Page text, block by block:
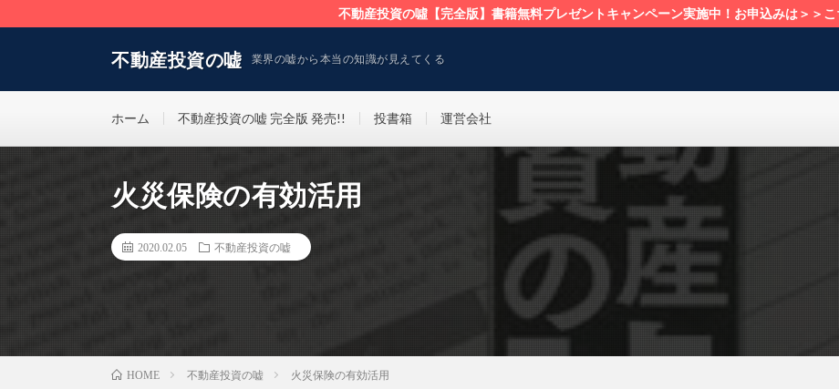
不動産投資の噓【完全版】書籍無料プレゼントキャンペーン実施中！お申込みは＞＞こ
不動産投資の嘘 業界の嘘から本当の知識が見えてくる
ホーム 不動産投資の嘘 完全版 発売!! 投書箱 運営会社
火災保険の有効活用
2020.02.05 不動産投資の嘘
HOME 不動産投資の嘘 火災保険の有効活用